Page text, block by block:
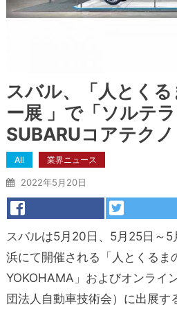
スバル、「人とく
ー展 」で「ソルテ
SUBARUコアテク
All 業界ニュース
2022年5月20日
スバルは5月20日、5月25日～
浜にて開催される「人とくるま
YOKOHAMA」およびオンライ
団法人自動車技術会）に出展す